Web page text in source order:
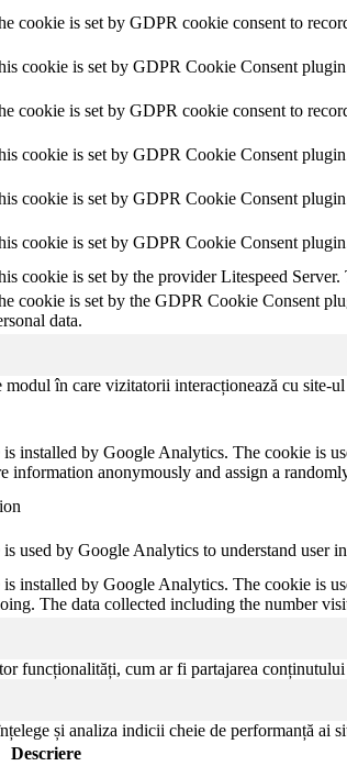
cookie is set by GDPR cookie consent to
cookie is set by GDPR Cookie Consent
cookie is set by GDPR cookie consent to
cookie is set by GDPR Cookie Consent
cookie is set by GDPR Cookie Consent
cookie is set by GDPR Cookie Consent
cookie is set by the provider Litespeed
cookie is set by the GDPR Cookie Consent
data.
în care vizitatorii interacționează cu
installed by Google Analytics. The cookie is
information anonymously and assign a
used by Google Analytics to understand user
installed by Google Analytics. The cookie is
The data collected including the number
funcționalități, cum ar fi partajarea
și analiza indicii cheie de performanță
Descriere